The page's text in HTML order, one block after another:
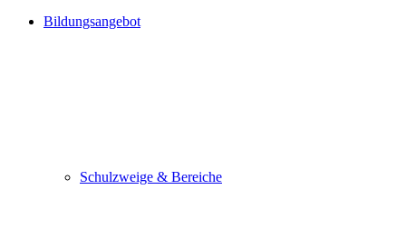
Bildungsangebot
Schulzweige & Bereiche